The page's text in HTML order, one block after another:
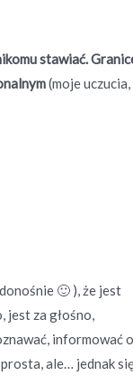
stawiać.
(moje uczucia,
🙂 ), że jest
jest za głośno,
informować o
ale… jednak